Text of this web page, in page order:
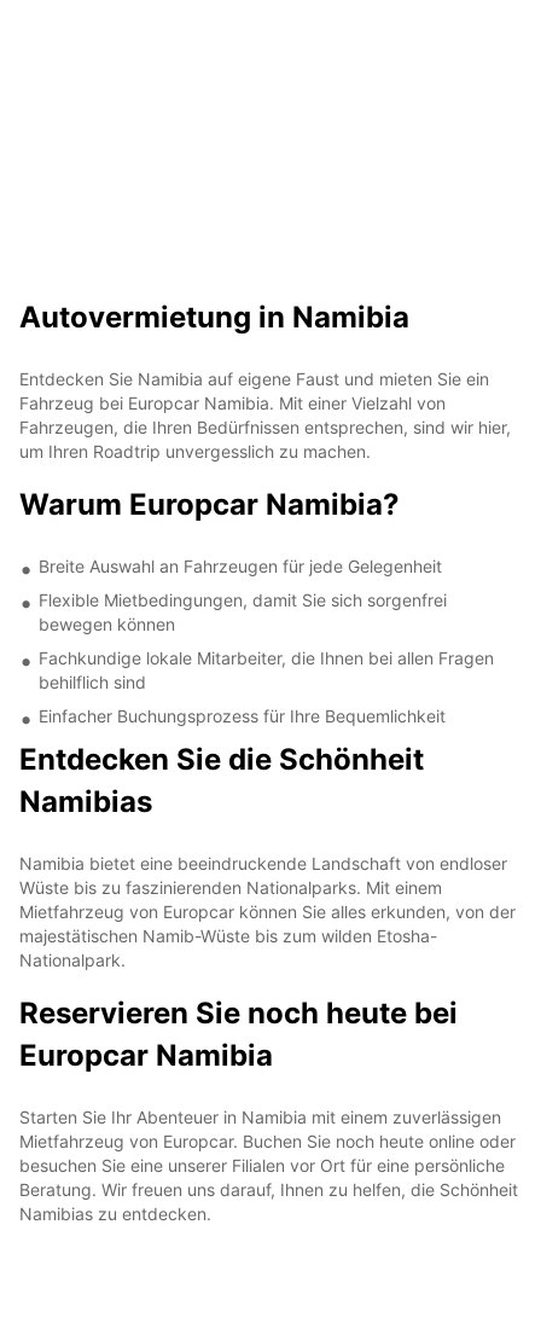
Autovermietung in Namibia
Entdecken Sie Namibia auf eigene Faust und mieten Sie ein
Fahrzeug bei Europcar Namibia. Mit einer Vielzahl von
Fahrzeugen, die Ihren Bedürfnissen entsprechen, sind wir hier,
um Ihren Roadtrip unvergesslich zu machen.
Warum Europcar Namibia?
Breite Auswahl an Fahrzeugen für jede Gelegenheit
Flexible Mietbedingungen, damit Sie sich sorgenfrei
bewegen können
Fachkundige lokale Mitarbeiter, die Ihnen bei allen Fragen
behilflich sind
Einfacher Buchungsprozess für Ihre Bequemlichkeit
Entdecken Sie die Schönheit
Namibias
Namibia bietet eine beeindruckende Landschaft von endloser
Wüste bis zu faszinierenden Nationalparks. Mit einem
Mietfahrzeug von Europcar können Sie alles erkunden, von der
majestätischen Namib-Wüste bis zum wilden Etosha-
Nationalpark.
Reservieren Sie noch heute bei
Europcar Namibia
Starten Sie Ihr Abenteuer in Namibia mit einem zuverlässigen
Mietfahrzeug von Europcar. Buchen Sie noch heute online oder
besuchen Sie eine unserer Filialen vor Ort für eine persönliche
Beratung. Wir freuen uns darauf, Ihnen zu helfen, die Schönheit
Namibias zu entdecken.